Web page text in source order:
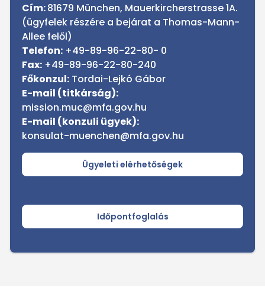
Cím:81679 München, Mauerkircherstrasse 1A.
(ügyfelek részére a bejárat a Thomas-Mann-
Allee felől)
Telefon: +49-89-96-22-80- 0
Fax: +49-89-96-22-80-240
Főkonzul: Tordai-Lejkó Gábor
E-mail (titkárság):
mission.muc@mfa.gov.hu
E-mail (konzuli ügyek):
konsulat-muenchen@mfa.gov.hu
Ügyeleti elérhetőségek
Időpontfoglalás